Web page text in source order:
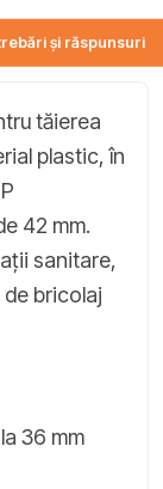
și răspunsuri
tăierea
plastic, în
42 mm.
sanitare,
bricolaj
36 mm